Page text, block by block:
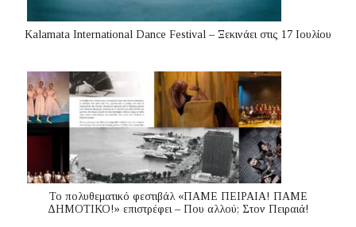
Kalamata International Dance Festival – Ξεκινάει στις 17 Ιουλίου
Το πολυθεματικό φεστιβάλ «ΠΑΜΕ ΠΕΙΡΑΙΑ! ΠΑΜΕ
ΔΗΜΟΤΙΚΟ!» επιστρέφει – Που αλλού; Στον Πειραιά!